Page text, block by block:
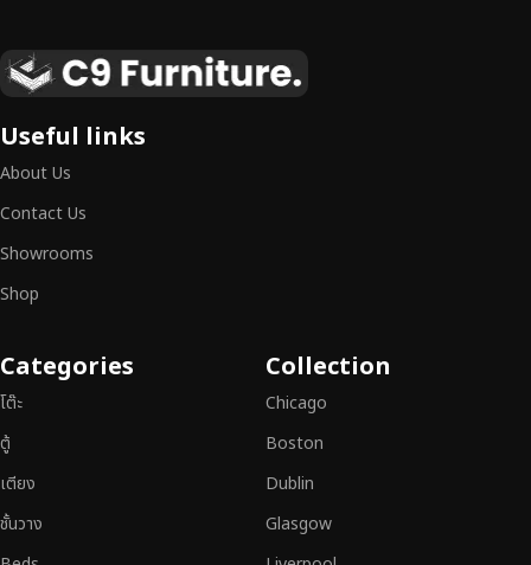
เหนือระดับ
เฟอร์นิเจอร์ไม้ไม่ใช่เพียงของตกแต่ง แต่เป็นงานศิลปะที่สะท้อนถึงรสนิยมและ
สามารถผสานความสวยงาม ความแข็งแรง และการใช้งานที่ตอบโจทย์ทุกความ
ต้องการได้อย่างลงตัว เฟอร์นิเจอร์ทุกชิ้นของเราผลิตจากวัสดุคุณภาพสูง ผ่าน
การตรวจสอบมาตรฐานอย่างเคร่งครัด
สิก และการใช้งานที่ยาวนาน
ประกันคุณภาพและการบริการที่ดีที่สุด
Useful links
About Us
Contact Us
Showrooms
Shop
Categories
โต๊ะ
ตู้
เตียง
ชั้นวาง
Collection
Chicago
Boston
Dublin
Glasgow